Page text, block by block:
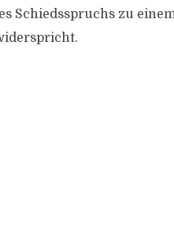
Schiedsspruchs zu